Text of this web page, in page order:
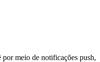
meio de notificações push,